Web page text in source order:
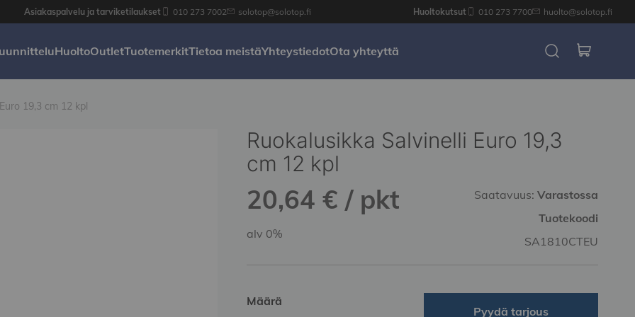
Asiakaspalvelu ja tarviketilaukset 010 273 7002 solotop@solotop.fi Huoltokutsut 010 273 7700 huolto@solotop.fi
HuoltoOutletTuotemerkitTietoa meistäYhteystiedotOta yhteyttä
19,3 cm 12 kpl
Ruokalusikka Salvinelli Euro 19,3
cm 12 kpl
20,64 € / pkt Saatavuus: Varastossa
Tuotekoodi
SA1810CTEU
alv 0%
Määrä
Pyydä tarjous